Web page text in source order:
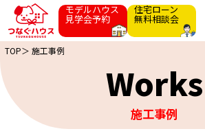
モデルハウス
見学会予約
住宅ローン
無料相談会
TOP＞ 施工事例
Works
施工事例